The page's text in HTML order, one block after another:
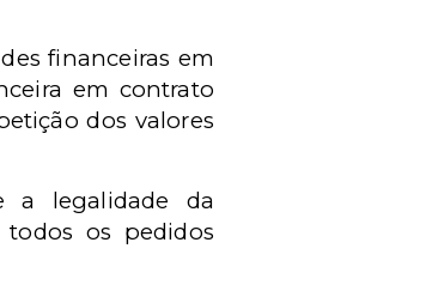
financeiras em
em contrato
dos valores
a legalidade da
os pedidos